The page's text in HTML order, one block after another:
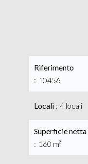
Riferimento
10456
Locali 4 locali
Superficie netta
160 m²